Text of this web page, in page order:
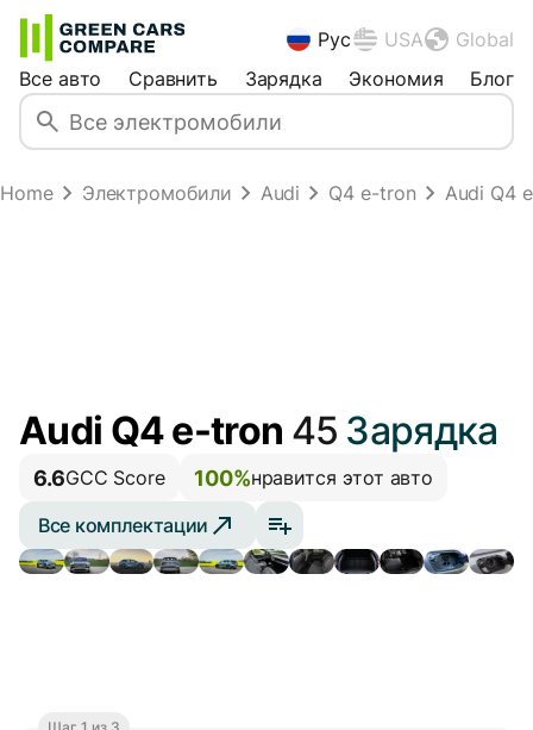
Рус USA
Global
Все авто
Сравнить Зарядка Экономия Блог
Home Электромобили Audi Q4 e-tron Audi Q4
Audi Q4 e-tron 45 Зарядка
6.6GCC Score 100%нравится этот авто
Все комплектации